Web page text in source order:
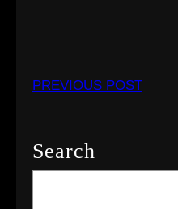
PREVIOUS POST
Search